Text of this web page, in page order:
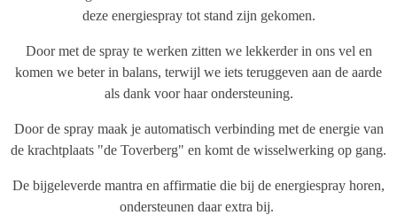
deze energiespray tot stand zijn gekomen.
Door met de spray te werken zitten we lekkerder in ons vel en
komen we beter in balans, terwijl we iets teruggeven aan de aarde
als dank voor haar ondersteuning.
Door de spray maak je automatisch verbinding met de energie van
de krachtplaats "de Toverberg" en komt de wisselwerking op gang.
De bijgeleverde mantra en affirmatie die bij de energiespray horen,
ondersteunen daar extra bij.